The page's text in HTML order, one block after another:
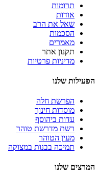
תרומות
אודות
שאל את הרב
הסכמות
מאמרים
תקנון אתר
מדיניות פרטיות
הפעילות שלנו
הפרשת חלה
מוסדות חינוך
עדות ביהוסף
רשת מדרשת טוהר
מעין הטוהר
תמיכה בבנות במצוקה
המרצים שלנו